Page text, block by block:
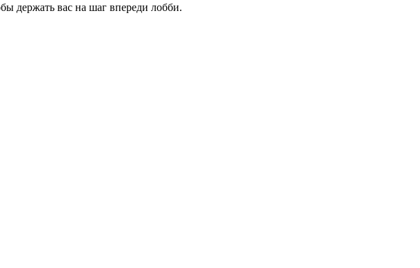
держать вас на шаг впереди лобби.